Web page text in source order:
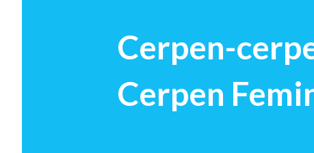
jawaban sekian orang tua
ingin menciptakan kembali
investasi untuk hari nanti
Cerpen-
Cerpen